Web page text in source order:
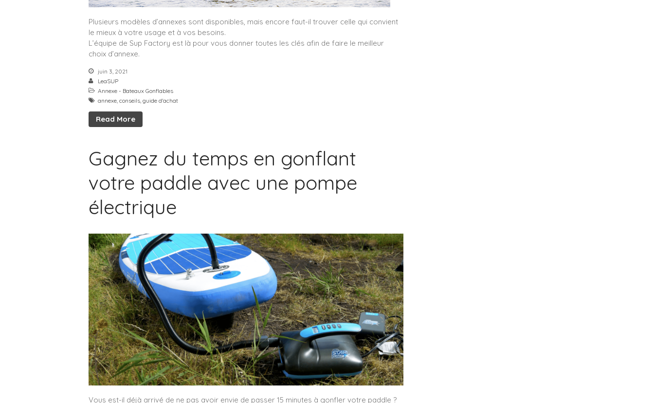
Plusieurs modèles d’annexes sont disponibles, mais encore faut-il trouver celle qui convient
le mieux à votre usage et à vos besoins.
L’équipe de Sup Factory est là pour vous donner toutes les clés afin de faire le meilleur
choix d’annexe.
juin 3, 2021
LeaSUP
Annexe - Bateaux Gonflables
annexe conseils guide d'achat
Read More
Gagnez du temps en gonflant
votre paddle avec une pompe
électrique
Vous est-il déjà arrivé de ne pas avoir envie de passer 15 minutes à gonfler votre paddle ?